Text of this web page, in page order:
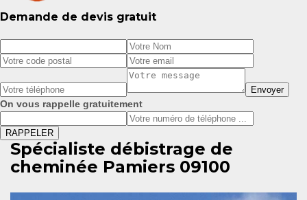
Demande de devis gratuit
On vous rappelle gratuitement
Spécialiste débistrage de
cheminée Pamiers 09100